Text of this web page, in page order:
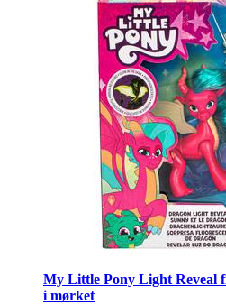
My Little Pony Light Reveal
i mørket